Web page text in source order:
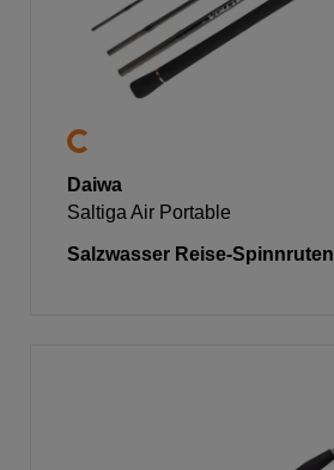
Daiwa
Saltiga Air Portable
Salzwasser Reise-Spinnruten